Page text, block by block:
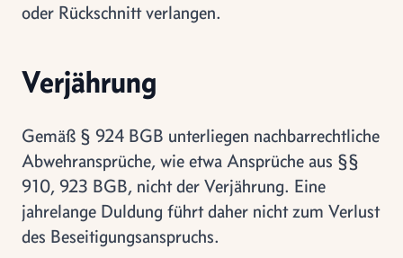
oder Rückschnitt verlangen.
Verjährung
Gemäß § 924 BGB unterliegen nachbarrechtliche
Abwehransprüche, wie etwa Ansprüche aus §§
910, 923 BGB, nicht der Verjährung. Eine
jahrelange Duldung führt daher nicht zum Verlust
des Beseitigungsanspruchs.